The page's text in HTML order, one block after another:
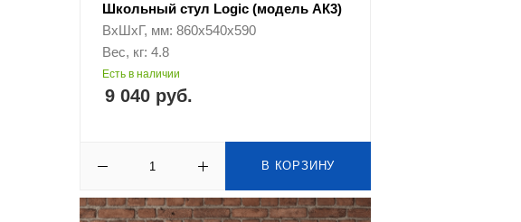
Школьный стул Logic (модель АК3)
ВхШхГ, мм: 860х540х590
Вес, кг: 4.8
Есть в наличии
9 040 руб.
В КОРЗИНУ